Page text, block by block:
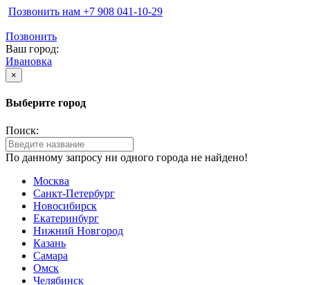
Позвонить нам ‪+7 908 041-10-29
Позвонить
Ваш город:
Ивановка
×
Выберите город
Поиск:
По данному запросу ни одного города не найдено!
Москва
Санкт-Петербург
Новосибирск
Екатеринбург
Нижний Новгород
Казань
Самара
Омск
Челябинск